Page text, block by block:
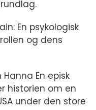
En psykologisk
og dens
Hanna En episk
historien om en
under den store